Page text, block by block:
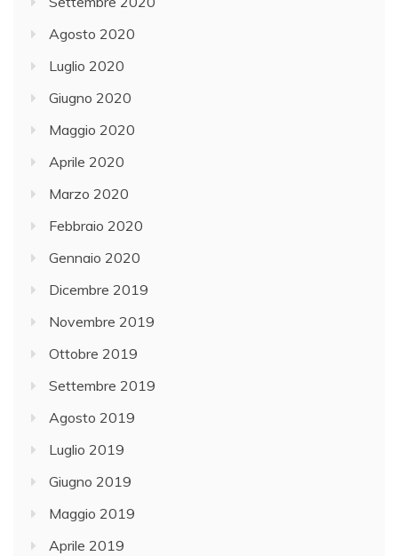
Agosto 2020
Luglio 2020
Giugno 2020
Maggio 2020
Aprile 2020
Marzo 2020
Febbraio 2020
Gennaio 2020
Dicembre 2019
Novembre 2019
Ottobre 2019
Settembre 2019
Agosto 2019
Luglio 2019
Giugno 2019
Maggio 2019
Aprile 2019